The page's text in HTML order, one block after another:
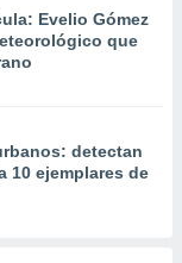
Evelio Gómez
que
detectan
10 ejemplares de